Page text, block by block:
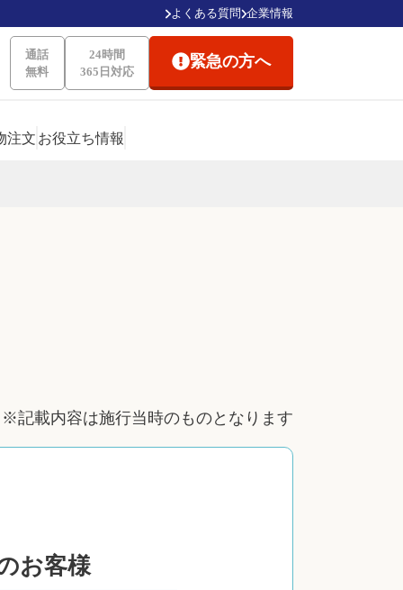
よくある質問 企業情報
通話
無料
24時間
365日対応
緊急の方へ
注文 お役立ち情報
※記載内容は施行当時のものとなります
お客様